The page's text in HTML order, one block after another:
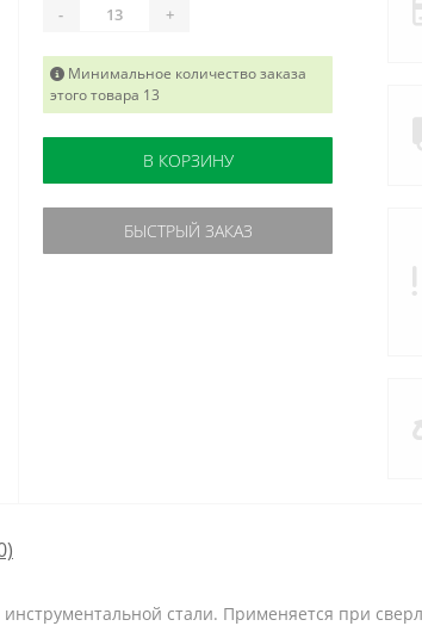
- +
Минимальное количество заказа
этого товара 13
В КОРЗИНУ
БЫСТРЫЙ ЗАКАЗ
стали. Применяется при